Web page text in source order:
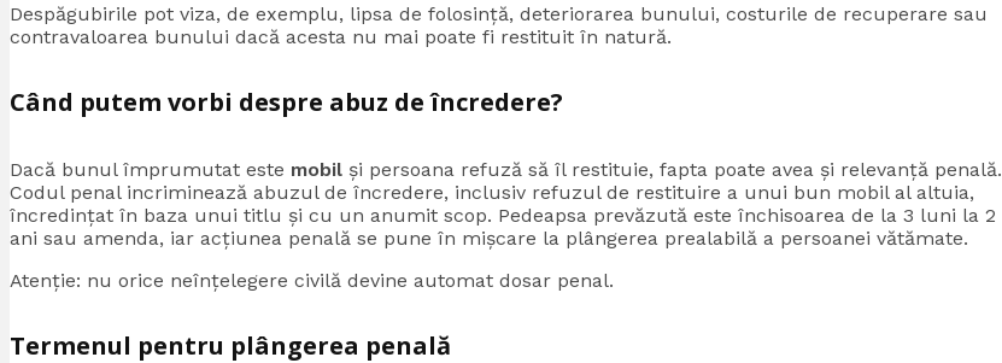
Despăgubirile pot viza, de exemplu, lipsa de folosință, deteriorarea bunului, costurile de recuperare sau
contravaloarea bunului dacă acesta nu mai poate fi restituit în natură.
Când putem vorbi despre abuz de încredere?
Dacă bunul împrumutat este mobil și persoana refuză să îl restituie, fapta poate avea și relevanță penală.
Codul penal incriminează abuzul de încredere, inclusiv refuzul de restituire a unui bun mobil al altuia,
încredințat în baza unui titlu și cu un anumit scop. Pedeapsa prevăzută este închisoarea de la 3 luni la 2
ani sau amenda, iar acțiunea penală se pune în mișcare la plângerea prealabilă a persoanei vătămate.
Atenție: nu orice neînțelegere civilă devine automat dosar penal.
Termenul pentru plângerea penală